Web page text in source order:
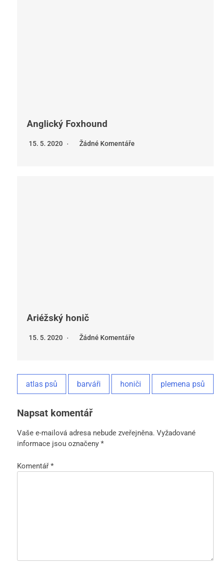
Anglický Foxhound
15. 5. 2020 Žádné Komentáře
Ariéžský honič
15. 5. 2020 Žádné Komentáře
atlas psů barváři honiči plemena psů
Napsat komentář
Vaše e-mailová adresa nebude zveřejněna. Vyžadované
informace jsou označeny *
Komentář *